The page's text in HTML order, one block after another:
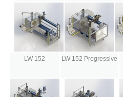
LW 152 LW 152 Progressive